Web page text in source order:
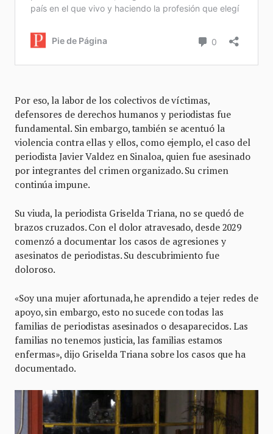
Por eso, la labor de los colectivos de víctimas,
defensores de derechos humanos y periodistas fue
fundamental. Sin embargo, también se acentuó la
violencia contra ellas y ellos, como ejemplo, el caso del
periodista Javier Valdez en Sinaloa, quien fue asesinado
por integrantes del crimen organizado. Su crimen
continúa impune.
Su viuda, la periodista Griselda Triana, no se quedó de
brazos cruzados. Con el dolor atravesado, desde 2029
comenzó a documentar los casos de agresiones y
asesinatos de periodistas. Su descubrimiento fue
doloroso.
«Soy una mujer afortunada, he aprendido a tejer redes de
apoyo, sin embargo, esto no sucede con todas las
familias de periodistas asesinados o desaparecidos. Las
familias no tenemos justicia, las familias estamos
enfermas», dijo Griselda Triana sobre los casos que ha
documentado.